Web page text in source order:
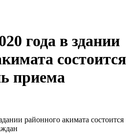
года в здании
состоится
приема